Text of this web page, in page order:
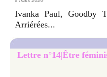
Ivanka Paul, Goodby
Arriérées...
Lettre n°14|Être